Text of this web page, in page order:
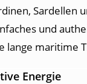
und
lange maritime
Energie